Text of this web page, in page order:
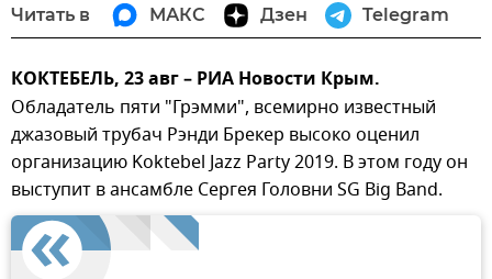
Читать в МАКС Дзен Telegram
КОКТЕБЕЛЬ, 23 авг – РИА Новости Крым.
Обладатель пяти "Грэмми", всемирно известный
джазовый трубач Рэнди Брекер высоко оценил
организацию Koktebel Jazz Party 2019. В этом году он
выступит в ансамбле Сергея Головни SG Big Band.